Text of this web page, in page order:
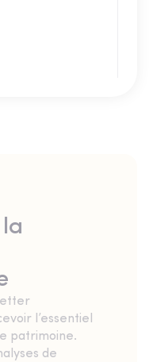
l’essentiel
patrimoine.
de